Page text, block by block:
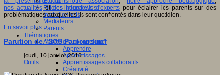
Filières industrielles
Institutionnels
Médiateurs
Parents
Thématiques
Apprendre et enseigner
Apprendre
Apprentissages
Apprentissages collaboratifs
Créativité
nos actualités etdes interviews d'experts pour éclairer les parents sur des
problématiques auxquelles ils sont confrontés dans leur quotidien.
En savoir plus...
Parution de "SOS Parcoursup"​
jeudi, 10 janvier 2019
Outils